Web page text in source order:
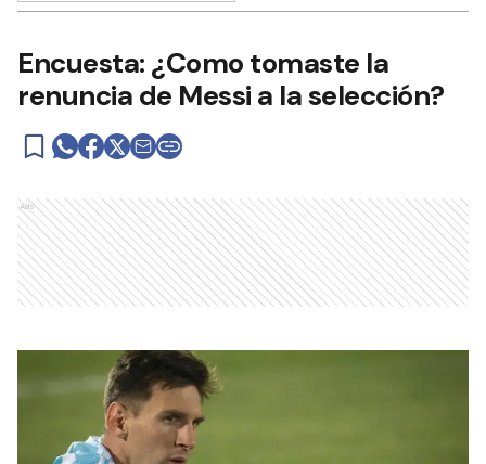
Encuesta: ¿Como tomaste la
renuncia de Messi a la selección?
Ads